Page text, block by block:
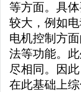
等方面。具
较大，例如
电机控制方
法等功能。
尽相同。因
在此基础上